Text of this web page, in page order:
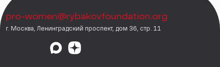
pro-women@rybakovfoundation.org
г. Москва, Ленинградский проспект, дом 36, стр. 11